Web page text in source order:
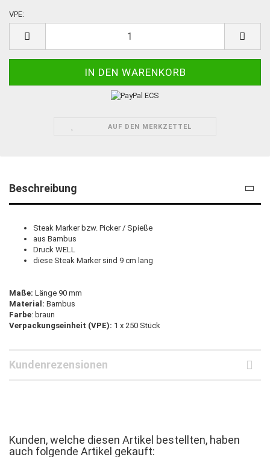
VPE:
AUF DEN MERKZETTEL
Beschreibung
Steak Marker bzw. Picker / Spieße
aus Bambus
Druck WELL
diese Steak Marker sind 9 cm lang
Maße: Länge 90 mm
Material: Bambus
Farbe: braun
Verpackungseinheit (VPE): 1 x 250 Stück
Kundenrezensionen
Kunden, welche diesen Artikel bestellten, haben
auch folgende Artikel gekauft: